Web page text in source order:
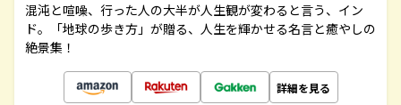
混沌と喧噪、行った人の大半が人生観が変わると言う、イン
ド。「地球の歩き方」が贈る、人生を輝かせる名言と癒やしの
絶景集！
詳細を見る